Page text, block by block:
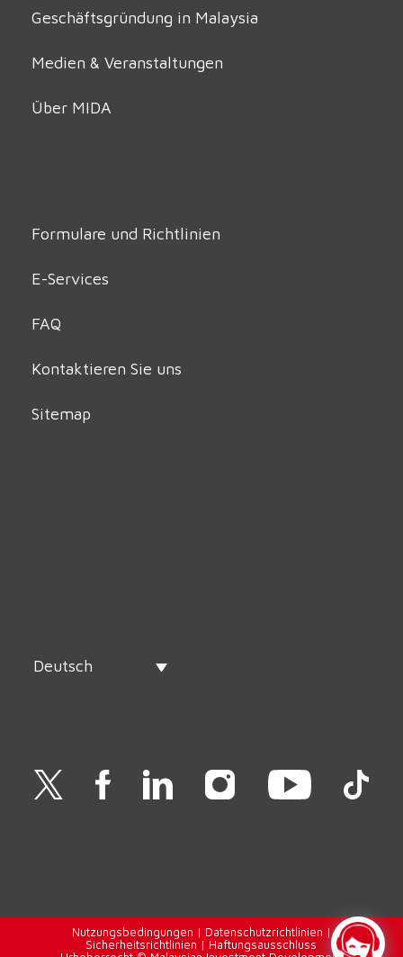
Geschäftsgründung in Malaysia
Medien & Veranstaltungen
Über MIDA
Formulare und Richtlinien
E-Services
FAQ
Kontaktieren Sie uns
Sitemap
Deutsch
Nutzungsbedingungen | Datenschutzrichtlinien |
Sicherheitsrichtlinien | Haftungsausschluss